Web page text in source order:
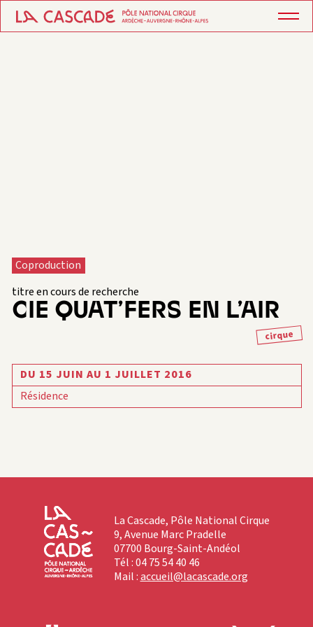
Coproduction
titre en cours de recherche
CIE QUAT’FERS EN L’AIR
cirque
DU 15 JUIN AU 1 JUILLET 2016
Résidence
La Cascade, Pôle National Cirque
9, Avenue Marc Pradelle
07700 Bourg-Saint-Andéol
Tél : 04 75 54 40 46
Mail :accueil@lacascade.org